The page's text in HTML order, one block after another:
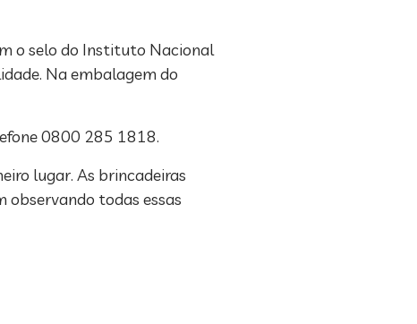
o selo do Instituto Nacional
Na embalagem do
0800 285 1818.
lugar. As brincadeiras
observando todas essas